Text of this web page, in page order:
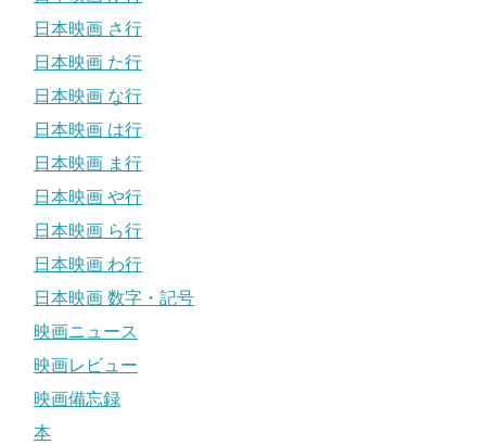
日本映画 さ行
日本映画 た行
日本映画 な行
日本映画 は行
日本映画 ま行
日本映画 や行
日本映画 ら行
日本映画 わ行
日本映画 数字・記号
映画ニュース
映画レビュー
映画備忘録
本